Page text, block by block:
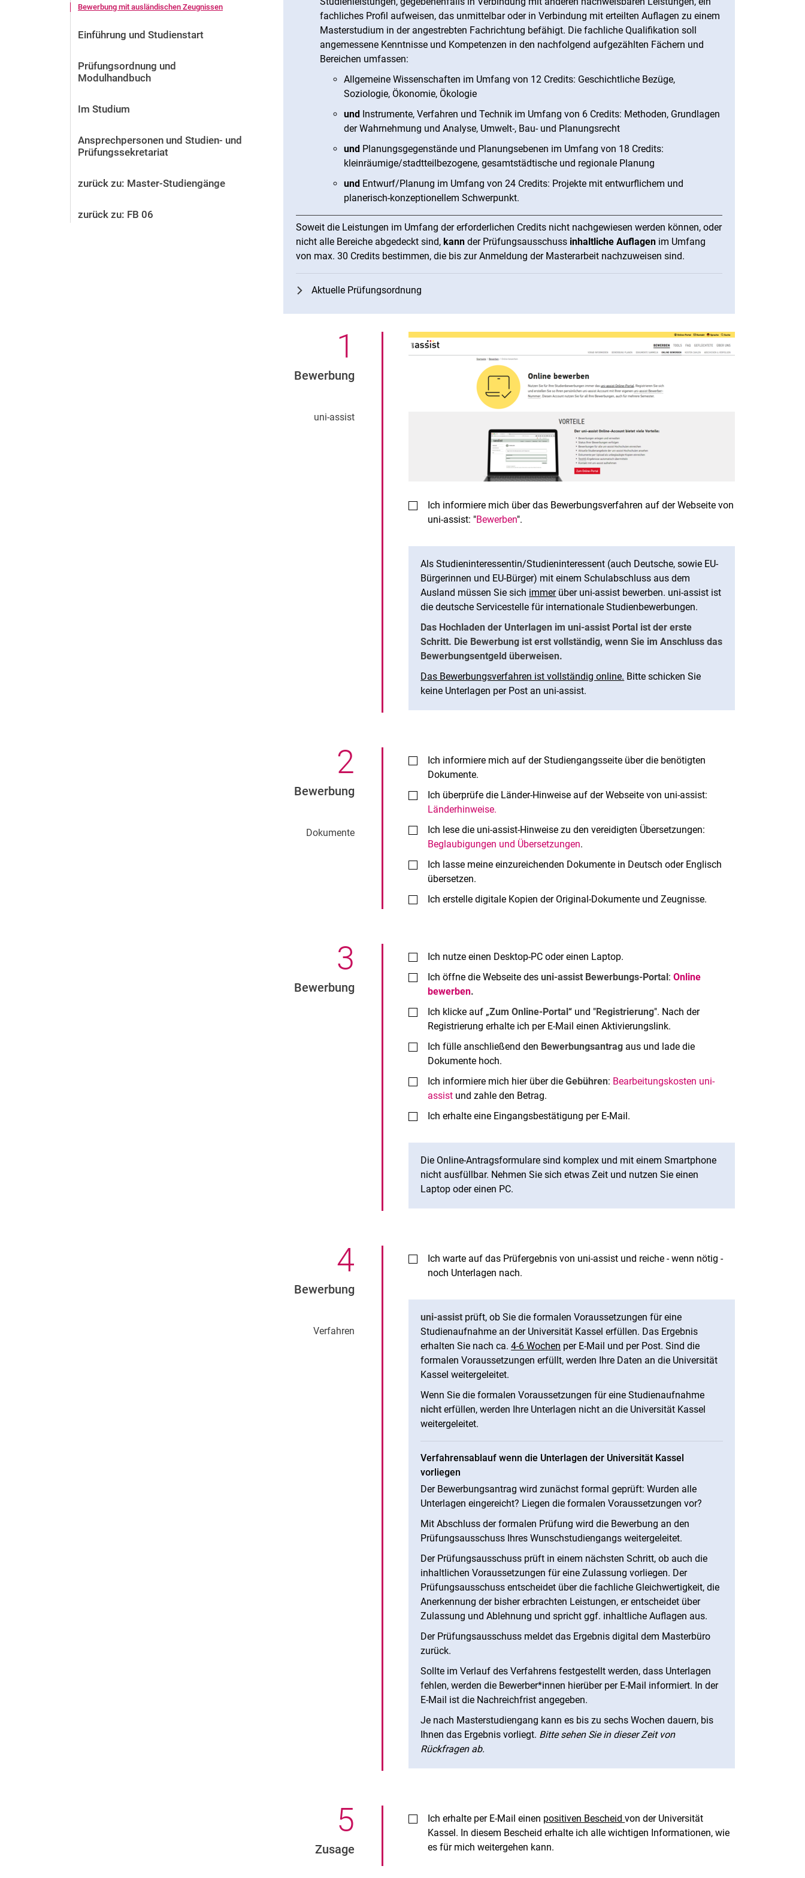
Stellenangebote
Alum­ni und Freunde
Vor der Bewerbung
Kontakt und Beratung
Bewerbung mit ausländischen Zeugnissen
Einführung und Studienstart
Prüfungsordnung und
Modulhandbuch
Im Studium
Ansprechpersonen und Studien- und
Prüfungssekretariat
zurück zu: Master-Studiengänge
zurück zu: FB 06
fachliches Profil aufweisen, das unmittelbar oder in Verbindung mit erteilten Auflagen zu einem
Masterstudium in der angestrebten Fachrichtung befähigt. Die fachliche Qualifikation soll
angemessene Kenntnisse und Kompetenzen in den nachfolgend aufgezählten Fächern und
Bereichen umfassen:
Allgemeine Wissenschaften im Umfang von 12 Credits: Geschichtliche Bezüge,
Soziologie, Ökonomie, Ökologie
und Instrumente, Verfahren und Technik im Umfang von 6 Credits: Methoden, Grundlagen
der Wahrnehmung und Analyse, Umwelt-, Bau- und Planungsrecht
und Planungsgegenstände und Planungsebenen im Umfang von 18 Credits:
kleinräumige/stadtteilbezogene, gesamtstädtische und regionale Planung
und Entwurf/Planung im Umfang von 24 Credits: Projekte mit entwurflichem und
planerisch-konzeptionellem Schwerpunkt.
Soweit die Leistungen im Umfang der erforderlichen Credits nicht nachgewiesen werden können, oder
nicht alle Bereiche abgedeckt sind,kann der Prüfungsausschuss inhaltliche Auflagen im Umfang
von max. 30 Credits bestimmen, die bis zur Anmeldung der Masterarbeit nachzuweisen sind.
Aktuelle Prüfungsordnung
1
Bewerbung
uni-assist
Ich informiere mich über das Bewerbungsverfahren auf der Webseite von
uni-assist: "Bewerben".
Als Studieninteressentin/Studieninteressent (auch Deutsche, sowie EU-
Bürgerinnen und EU-Bürger) mit einem Schulabschluss aus dem
Ausland müssen Sie sich immerüber uni-assist bewerben. uni-assist ist
die deutsche Servicestelle für internationale Studienbewerbungen.
Das Hochladen der Unterlagen im uni-assist Portal ist der erste
Schritt. Die Bewerbung ist erst vollständig, wenn Sie im Anschluss das
Bewerbungsentgeld überweisen.
Das Bewerbungsverfahren ist vollständig online. Bitte schicken Sie
keine Unterlagen per Post an uni-assist.
2
Bewerbung
Dokumente
Ich informiere mich auf der Studiengangsseite über die benötigten
Dokumente.
Ich überprüfe die Länder-Hinweise auf der Webseite von uni-assist:
Länderhinweise.
Ich lese die uni-assist-Hinweise zu den vereidigten Übersetzungen:
Beglaubigungen und Übersetzungen.
Ich lasse meine einzureichenden Dokumente in Deutsch oder Englisch
übersetzen.
Ich erstelle digitale Kopien der Original-Dokumente und Zeugnisse.
3
Bewerbung
Ich nutze einen Desktop-PC oder einen Laptop.
Ich öffne die Webseite desuni-assist Bewerbungs-Portal:Online
bewerben.
Ich klicke auf „Zum Online-Portal“ und "Registrierung". Nach der
Registrierung erhalte ich per E-Mail einen Aktivierungslink.
Ich fülle anschließend den Bewerbungsantrag aus und lade die
Dokumente hoch.
Ich informiere mich hier über dieGebühren: Bearbeitungskosten uni-
assist und zahle den Betrag.
Ich erhalte eine Eingangsbestätigung per E-Mail.
Die Online-Antragsformulare sind komplex und mit einem Smartphone
nicht ausfüllbar. Nehmen Sie sich etwas Zeit und nutzen Sie einen
Laptop oder einen PC.
4
Bewerbung
Verfahren
Ich warte auf das Prüfergebnis von uni-assist und reiche - wenn nötig -
noch Unterlagen nach.
uni-assist prüft, ob Sie die formalen Voraussetzungen für eine
Studienaufnahme an der Universität Kassel erfüllen. Das Ergebnis
erhalten Sie nach ca.4-6 Wochen per E-Mail und per Post. Sind die
formalen Voraussetzungen erfüllt, werden Ihre Daten an die Universität
Kassel weitergeleitet.
Wenn Sie die formalen Voraussetzungen für eine Studienaufnahme
nicht erfüllen, werden Ihre Unterlagen nicht an die Universität Kassel
weitergeleitet.
Verfahrensablauf wenn die Unterlagen der Universität Kassel
vorliegen
Der Bewerbungsantrag wird zunächst formal geprüft: Wurden alle
Unterlagen eingereicht? Liegen die formalen Voraussetzungen vor?
Mit Abschluss der formalen Prüfung wird die Bewerbung an den
Prüfungsausschuss Ihres Wunschstudiengangs weitergeleitet.
Der Prüfungsausschuss prüft in einem nächsten Schritt, ob auch die
inhaltlichen Voraussetzungen für eine Zulassung vorliegen. Der
Prüfungsausschuss entscheidet über die fachliche Gleichwertigkeit, die
Anerkennung der bisher erbrachten Leistungen, er entscheidet über
Zulassung und Ablehnung und spricht ggf. inhaltliche Auflagen aus.
Der Prüfungsausschuss meldet das Ergebnis digital dem Masterbüro
zurück.
Sollte im Verlauf des Verfahrens festgestellt werden, dass Unterlagen
fehlen, werden die Bewerber*innen hierüber per E-Mail informiert. In der
E-Mail ist die Nachreichfrist angegeben.
Je nach Masterstudiengang kann es bis zu sechs Wochen dauern, bis
Ihnen das Ergebnis vorliegt. Bitte sehen Sie in dieser Zeit von
Rückfragen ab.
5
Zusage
Ich erhalte per E-Mail einen positiven Bescheidvon der Universität
Kassel. In diesem Bescheid erhalte ich alle wichtigen Informationen, wie
es für mich weitergehen kann.